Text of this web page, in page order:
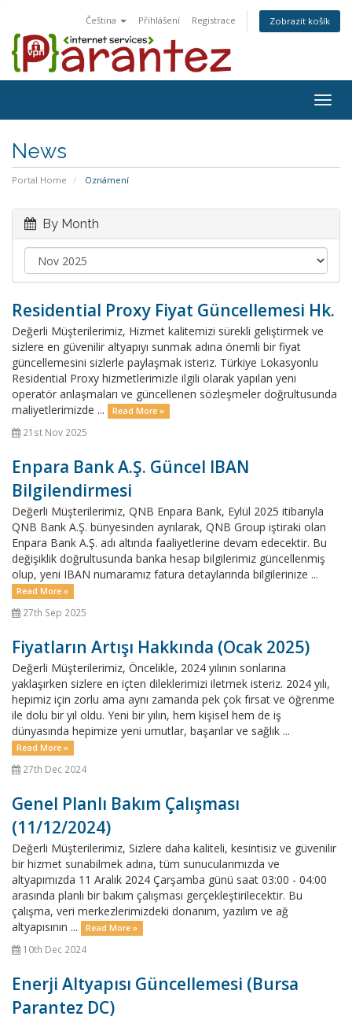
Čeština Přihlášení Registrace Zobrazit košík
News
Portal Home Oznámení
By Month
Residential Proxy Fiyat Güncellemesi Hk.
Değerli Müşterilerimiz, Hizmet kalitemizi sürekli geliştirmek ve
sizlere en güvenilir altyapıyı sunmak adına önemli bir fiyat
güncellemesini sizlerle paylaşmak isteriz. Türkiye Lokasyonlu
Residential Proxy hizmetlerimizle ilgili olarak yapılan yeni
operatör anlaşmaları ve güncellenen sözleşmeler doğrultusunda
maliyetlerimizde ...
Read More »
21st Nov 2025
Enpara Bank A.Ş. Güncel IBAN
Bilgilendirmesi
Değerli Müşterilerimiz, QNB Enpara Bank, Eylül 2025 itibarıyla
QNB Bank A.Ş. bünyesinden ayrılarak, QNB Group iştiraki olan
Enpara Bank A.Ş. adı altında faaliyetlerine devam edecektir. Bu
değişiklik doğrultusunda banka hesap bilgilerimiz güncellenmiş
olup, yeni IBAN numaramız fatura detaylarında bilgilerinize ...
Read More »
27th Sep 2025
Fiyatların Artışı Hakkında (Ocak 2025)
Değerli Müşterilerimiz, Öncelikle, 2024 yılının sonlarına
yaklaşırken sizlere en içten dileklerimizi iletmek isteriz. 2024 yılı,
hepimiz için zorlu ama aynı zamanda pek çok fırsat ve öğrenme
ile dolu bir yıl oldu. Yeni bir yılın, hem kişisel hem de iş
dünyasında hepimize yeni umutlar, başarılar ve sağlık ...
Read More »
27th Dec 2024
Genel Planlı Bakım Çalışması
(11/12/2024)
Değerli Müşterilerimiz, Sizlere daha kaliteli, kesintisiz ve güvenilir
bir hizmet sunabilmek adına, tüm sunucularımızda ve
altyapımızda 11 Aralık 2024 Çarşamba günü saat 03:00 - 04:00
arasında planlı bir bakım çalışması gerçekleştirilecektir. Bu
çalışma, veri merkezlerimizdeki donanım, yazılım ve ağ
altyapısının ...
Read More »
10th Dec 2024
Enerji Altyapısı Güncellemesi (Bursa
Parantez DC)